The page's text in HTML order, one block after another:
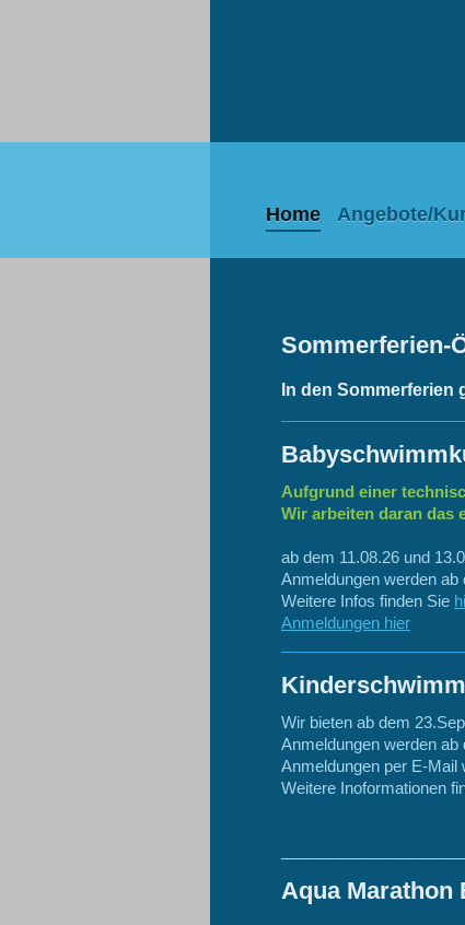
Home Angebote/
Sommerferien-
In den
Aufgrund einer
Wir arbeiten daran das
ab dem 11.08.26 und
Anmeldungen werden
Weitere Infos finden Sie
Anmeldungen hier
Wir bieten ab dem
Anmeldungen werden
Anmeldungen per E-
Weitere Inoformationen
Aqua Marathon